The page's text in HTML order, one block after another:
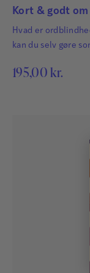
Kort & godt om
Hvad er
kan du selv gøre
195,00 kr.